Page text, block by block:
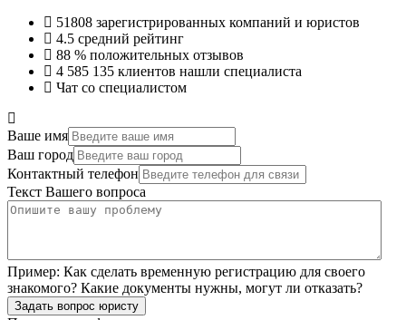
51808 зарегистрированных компаний и юристов
4.5 средний рейтинг
88 % положительных отзывов
4 585 135 клиентов нашли специалиста
Чат со специалистом
Ваше имя
Ваш город
Контактный телефон
Текст Вашего вопроса
Пример: Как сделать временную регистрацию для своего
знакомого? Какие документы нужны, могут ли отказать?
Задать вопрос юристу